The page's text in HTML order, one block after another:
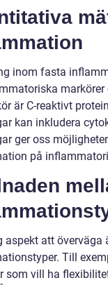
inom fasta
är C-reaktivt
kan inkludera
ger oss
på
aspekt att överväga
Till
som vill ha